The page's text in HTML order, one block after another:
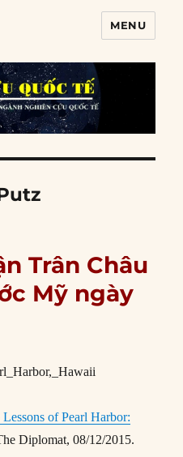
MENU
Trân Châu
Mỹ ngày
Lessons of Pearl Harbor:
Diplomat, 08/12/2015.